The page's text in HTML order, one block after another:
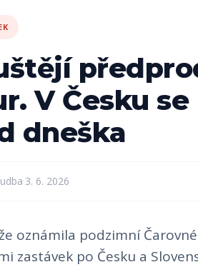
V Česku se
dneška
3. 6. 2026
oznámila podzimní
zastávek po Česku a